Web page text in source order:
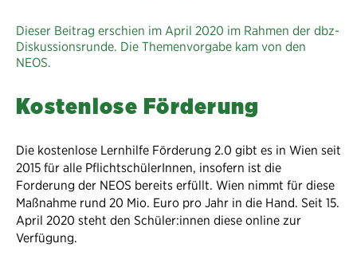
Dieser Beitrag erschien im April 2020 im Rahmen der dbz-
Diskussionsrunde. Die Themenvorgabe kam von den
NEOS.
Kostenlose Förderung
Die kostenlose Lernhilfe Förderung 2.0 gibt es in Wien seit
2015 für alle PflichtschülerInnen, insofern ist die
Forderung der NEOS bereits erfüllt. Wien nimmt für diese
Maßnahme rund 20 Mio. Euro pro Jahr in die Hand. Seit 15.
April 2020 steht den Schüler:innen diese online zur
Verfügung.